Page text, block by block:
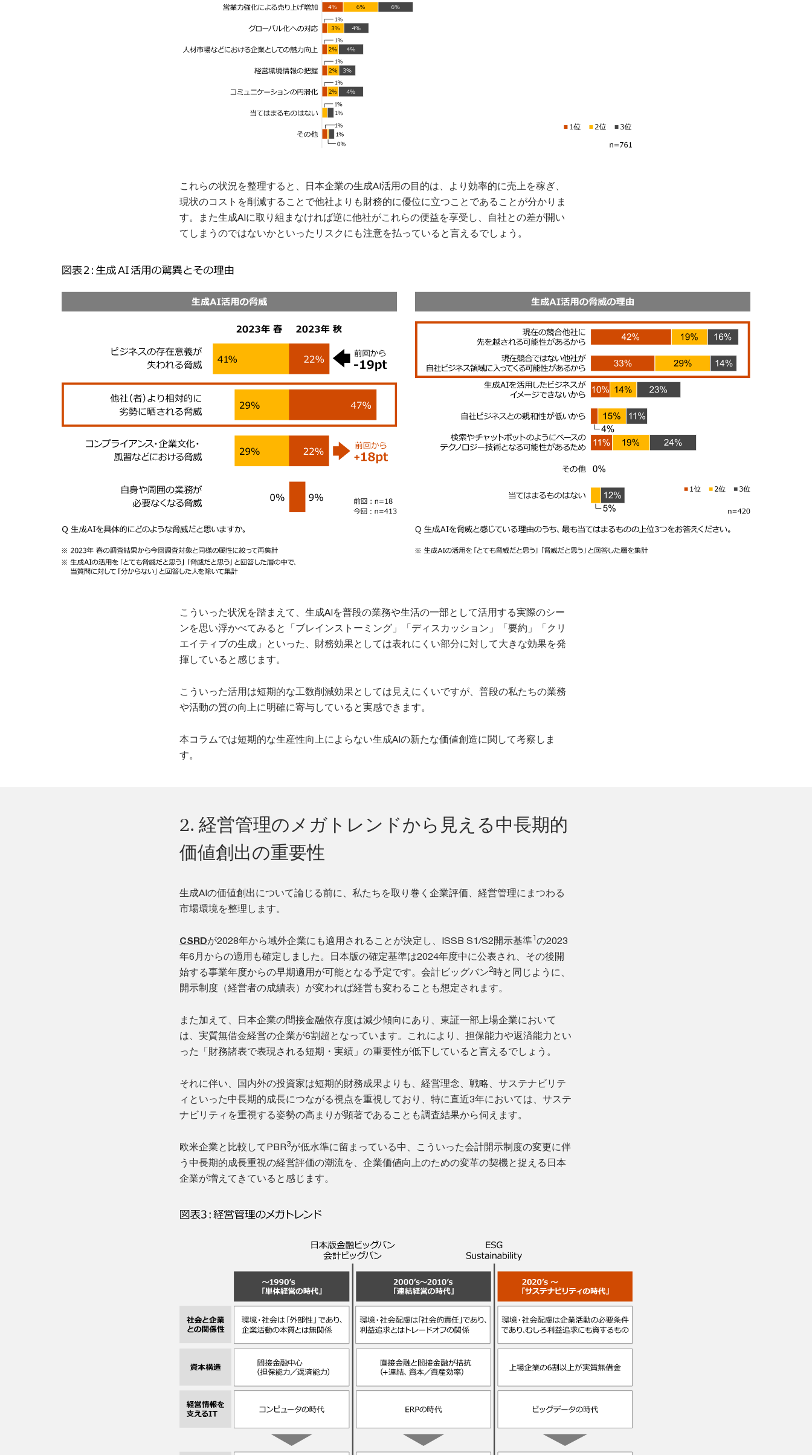
これらの状況を整理すると、日本企業の生成AI活用の目的は、より効率的に売上を稼ぎ、
現状のコストを削減することで他社よりも財務的に優位に立つことであることが分かりま
す。また生成AIに取り組まなければ逆に他社がこれらの便益を享受し、自社との差が開い
てしまうのではないかといったリスクにも注意を払っていると言えるでしょう。
こういった状況を踏まえて、生成AIを普段の業務や生活の一部として活用する実際のシー
ンを思い浮かべてみると「ブレインストーミング」「ディスカッション」「要約」「クリ
エイティブの生成」といった、財務効果としては表れにくい部分に対して大きな効果を発
揮していると感じます。
こういった活用は短期的な工数削減効果としては見えにくいですが、普段の私たちの業務
や活動の質の向上に明確に寄与していると実感できます。
本コラムでは短期的な生産性向上によらない生成AIの新たな価値創造に関して考察しま
す。
2. 経営管理のメガトレンドから見える中長期的
価値創出の重要性
生成AIの価値創出について論じる前に、私たちを取り巻く企業評価、経営管理にまつわる
市場環境を整理します。
CSRDが2028年から域外企業にも適用されることが決定し、ISSB S1/S2開示基準1の2023
年6月からの適用も確定しました。日本版の確定基準は2024年度中に公表され、その後開
始する事業年度からの早期適用が可能となる予定です。会計ビッグバン2時と同じように、
開示制度（経営者の成績表）が変われば経営も変わることも想定されます。
また加えて、日本企業の間接金融依存度は減少傾向にあり、東証一部上場企業において
は、実質無借金経営の企業が6割超となっています。これにより、担保能力や返済能力とい
った「財務諸表で表現される短期・実績」の重要性が低下していると言えるでしょう。
それに伴い、国内外の投資家は短期的財務成果よりも、経営理念、戦略、サステナビリテ
ィといった中長期的成長につながる視点を重視しており、特に直近3年においては、サステ
ナビリティを重視する姿勢の高まりが顕著であることも調査結果から伺えます。
欧米企業と比較してPBR3が低水準に留まっている中、こういった会計開示制度の変更に伴
う中長期的成長重視の経営評価の潮流を、企業価値向上のための変革の契機と捉える日本
企業が増えてきていると感じます。